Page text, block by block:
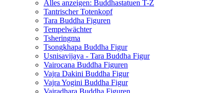
Alles anzeigen: Buddhastatuen T-Z
Tantrischer Totenkopf
Tara Buddha Figuren
Tempelwächter
Tsheringma
Tsongkhapa Buddha Figur
Usnisavijaya - Tara Buddha Figur
Vairocana Buddha Figuren
Vajra Dakini Buddha Figur
Vajra Yogini Buddha Figur
Vajradhara Buddha Figuren